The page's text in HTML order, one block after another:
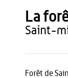
OT Pays de Thiérache
La
saint-
Forêt de